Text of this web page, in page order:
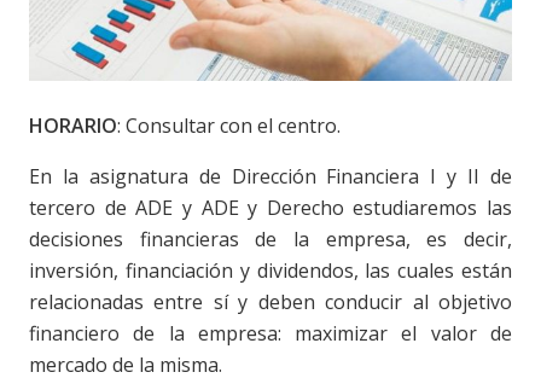
HORARIO: Consultar con el centro.
En la asignatura de Dirección Financiera I y II de
tercero de ADE y ADE y Derecho estudiaremos las
decisiones financieras de la empresa, es decir,
inversión, financiación y dividendos, las cuales están
relacionadas entre sí y deben conducir al objetivo
financiero de la empresa: maximizar el valor de
mercado de la misma.